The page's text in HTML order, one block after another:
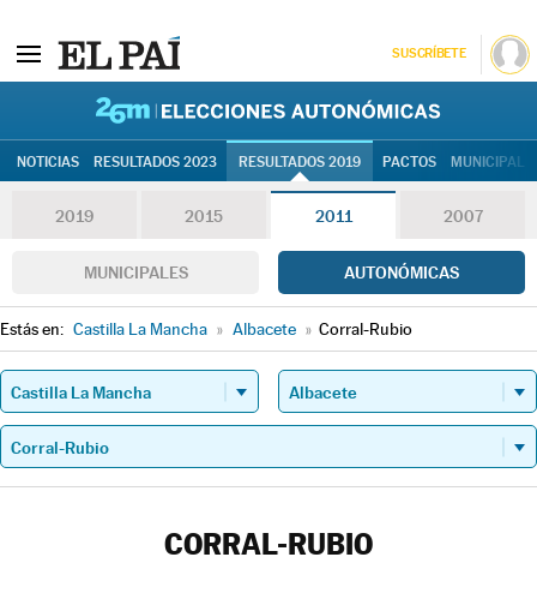
SUSCRÍBETE
NOTICIAS RESULTADOS 2023 RESULTADOS 2019 PACTOS
2019 2015 2011 2007
MUNICIPALES AUTONÓMICAS
Estás en: Castilla La Mancha » Albacete » Corral-Rubio
CORRAL-RUBIO